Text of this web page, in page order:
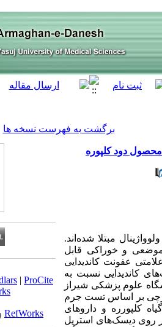
برگشت به فهرست نسخه ها
محصول دود کلپوره
ولوواژینال مبتلا شده‌اند.
آزول موضعی و خوراکی قابل
عفونت کاندیدایی
کاندیدایی نسبت به
دود کلپور بود. مواد و روش‌ها : این مطالعه تجربی در سال 1387 در دانشگاه علوم پزشکی شیراز
قارچی بر اساس تست جرم
کلپورره و داروهای
روی دیسک‌های استریل
| ProCite
RefWorks